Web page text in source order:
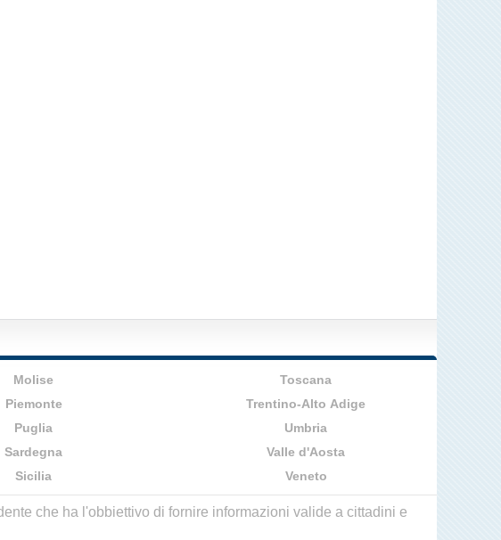
Molise
Piemonte
Puglia
Sardegna
Sicilia
Toscana
Trentino-Alto Adige
Umbria
Valle d'Aosta
Veneto
che ha l'obbiettivo di fornire informazioni valide a cittadini e